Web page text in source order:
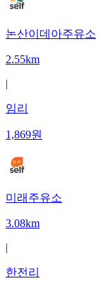
논산이데아주유소
2.55km
|
임리
1,869원
미래주유소
3.08km
|
한전리